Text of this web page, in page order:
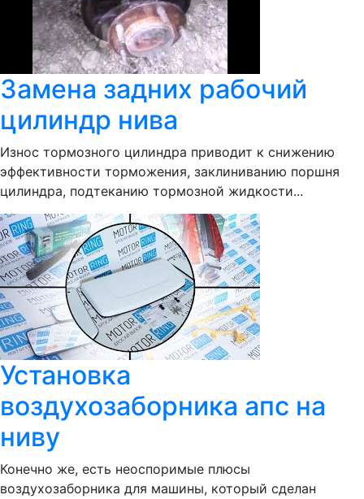
Замена задних рабочий
цилиндр нива
Износ тормозного цилиндра приводит к снижению
эффективности торможения, заклиниванию поршня
цилиндра, подтеканию тормозной жидкости...
Установка
воздухозаборника апс на
ниву
Конечно же, есть неоспоримые плюсы
воздухозаборника для машины, который сделан